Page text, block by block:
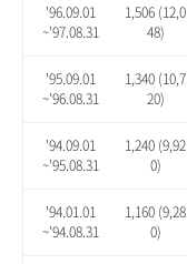
'96.09.01
~'97.08.31
1,506 (12,0
48)
'95.09.01
~'96.08.31
1,340 (10,7
20)
'94.09.01
~'95.08.31
1,240 (9,92
0)
'94.01.01
~'94.08.31
1,160 (9,28
0)